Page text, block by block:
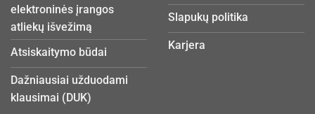
elektroninės įrangos
atliekų išvežimą
Atsiskaitymo būdai
Dažniausiai užduodami
klausimai (DUK)
Slapukų politika
Karjera